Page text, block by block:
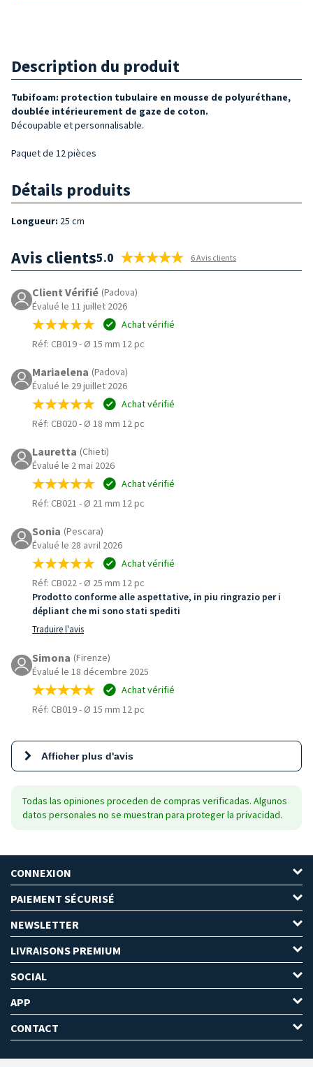
Description du produit
Tubifoam: protection tubulaire en mousse de polyuréthane,
doublée intérieurement de gaze de coton.
Découpable et personnalisable.
Paquet de 12 pièces
Détails produits
Longueur: 25 cm
Avis clients5.0 6 Avis clients
Client Vérifié (Padova)
Évalué le 11 juillet 2026
Achat vérifié
Réf: CB019- Ø 15 mm 12 pc
Mariaelena (Padova)
Évalué le 29 juillet 2026
Achat vérifié
Réf: CB020- Ø 18 mm 12 pc
Lauretta (Chieti)
Évalué le 2 mai 2026
Achat vérifié
Réf: CB021 - Ø 21 mm 12 pc
Sonia (Pescara)
Évalué le 28 avril 2026
Achat vérifié
Réf: CB022 - Ø 25 mm 12 pc
Prodotto conforme alle aspettative, in piu ringrazio per i
dépliant che mi sono stati spediti
Traduire l'avis
Simona (Firenze)
Évalué le 18 décembre 2025
Achat vérifié
Réf: CB019- Ø 15 mm 12 pc
Afficher plus d'avis
Todas las opiniones proceden de compras verificadas. Algunos
datos personales no se muestran para proteger la privacidad.
CONNEXION
PAIEMENT SÉCURISÉ
NEWSLETTER
LIVRAISONS PREMIUM
SOCIAL
APP
CONTACT